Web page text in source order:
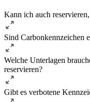
Kann ich auch
Sind Carbonkennzeichen
Welche Unterlagen
reservieren?
Gibt es verbotene